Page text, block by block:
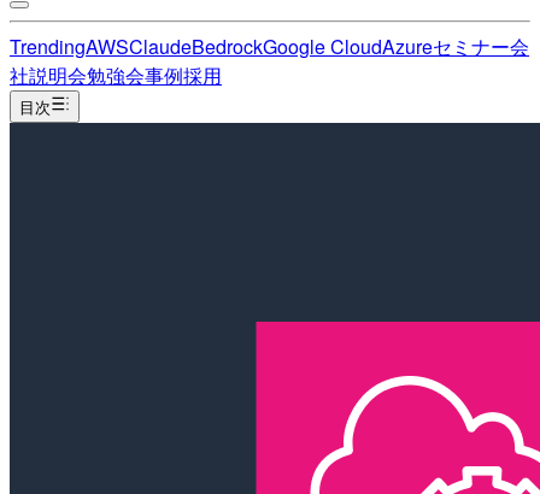
TrendingAWSClaudeBedrockGoogle CloudAzureセミナー会
社説明会勉強会事例採用
目次